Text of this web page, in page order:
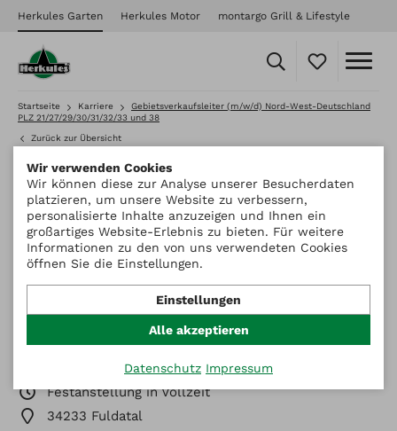
Herkules Garten Herkules Motor montargo Grill & Lifestyle
Startseite Karriere
Gebietsverkaufsleiter (m/w/d) Nord-West-Deutschland
PLZ 21/27/29/30/31/32/33 und 38
Zurück zur Übersicht
Gebietsverkaufsleiter
(m/w/d) Nord-West-
Deutschland
Wir suchen Gebietsverkaufsleiter (m/w/d) in Nord-
West-Deutschland für das PLZ-Gebiet
Festanstellung in Vollzeit
34233 Fuldatal
Wir verwenden Cookies
Wir können diese zur Analyse unserer Besucherdaten
platzieren, um unsere Website zu verbessern,
personalisierte Inhalte anzuzeigen und Ihnen ein
großartiges Website-Erlebnis zu bieten. Für weitere
Informationen zu den von uns verwendeten Cookies
öffnen Sie die Einstellungen.
Einstellungen
Alle akzeptieren
Datenschutz Impressum